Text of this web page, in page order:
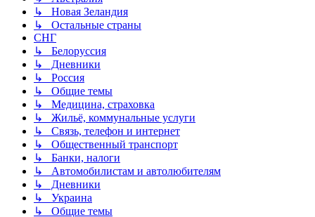
↳ Новая Зеландия
↳ Остальные страны
СНГ
↳ Белоруссия
↳ Дневники
↳ Россия
↳ Общие темы
↳ Медицина, страховка
↳ Жильё, коммунальные услуги
↳ Связь, телефон и интернет
↳ Общественный транспорт
↳ Банки, налоги
↳ Автомобилистам и автолюбителям
↳ Дневники
↳ Украина
↳ Общие темы